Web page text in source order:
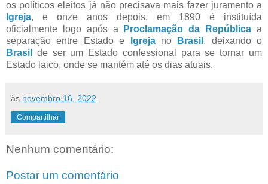
os políticos eleitos já não precisava mais fazer juramento a
Igreja, e onze anos depois, em 1890 é instituída
oficialmente logo após a
Proclamação da República a
separação entre Estado e
Igrejano Brasil , deixando o
Brasil
de ser um Estado confessional para se tornar um
Estado laico, onde se mantém até os dias atuais.
às novembro 16, 2022
Compartilhar
Nenhum comentário:
Postar um comentário